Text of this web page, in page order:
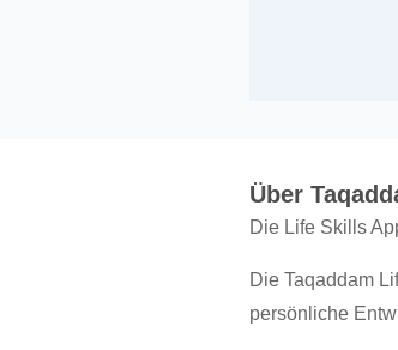
Über
Die Life Skills
Die Taqaddam
persönliche